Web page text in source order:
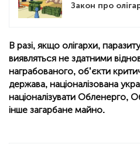
Закон про
В разі, якщо олігархи,
виявляться не здатними
награбованого, об'єкти
держава, націоналізована
націоналізувати Обленерго,
інше загарбане майно.